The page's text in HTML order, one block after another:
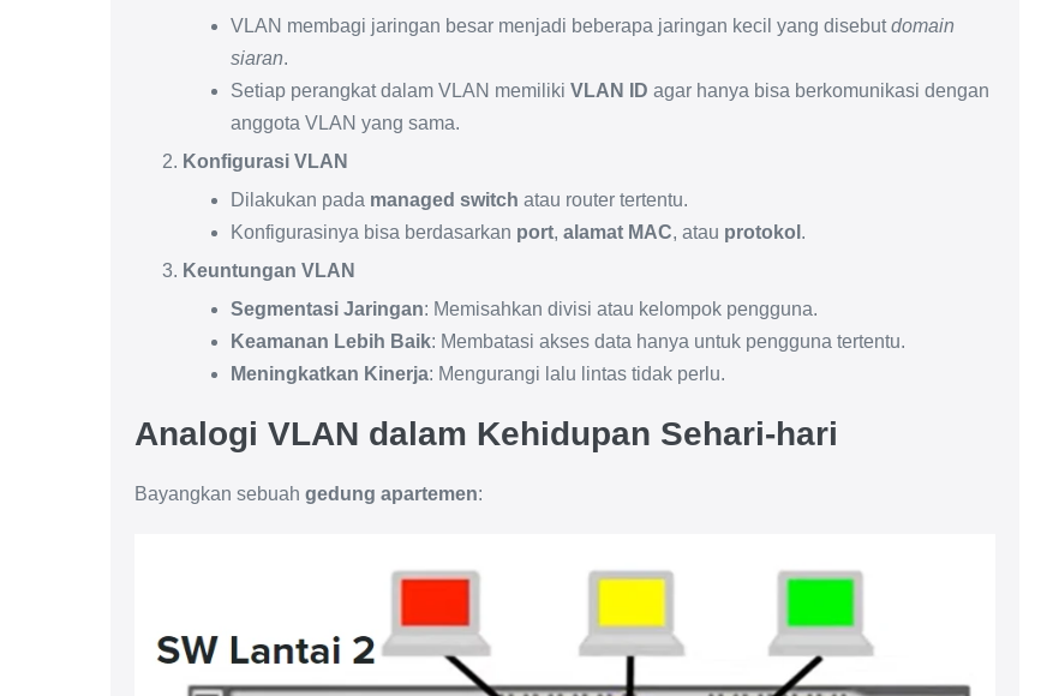
VLAN membagi jaringan besar menjadi beberapa jaringan kecil yang disebutdomain
siaran.
Setiap perangkat dalam VLAN memiliki VLAN ID agar hanya bisa berkomunikasi dengan
anggota VLAN yang sama.
Konfigurasi VLAN
Dilakukan pada managed switch atau router tertentu.
Konfigurasinya bisa berdasarkan port, alamat MAC, atau protokol .
Keuntungan VLAN
Segmentasi Jaringan: Memisahkan divisi atau kelompok pengguna.
Keamanan Lebih Baik: Membatasi akses data hanya untuk pengguna tertentu.
Meningkatkan Kinerja: Mengurangi lalu lintas tidak perlu.
Analogi VLAN dalam Kehidupan Sehari-hari
Bayangkan sebuah gedung apartemen: